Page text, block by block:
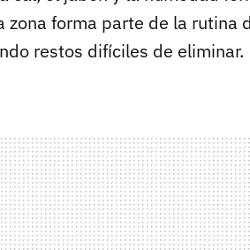
zona forma parte de la rutina
restos difíciles de eliminar.